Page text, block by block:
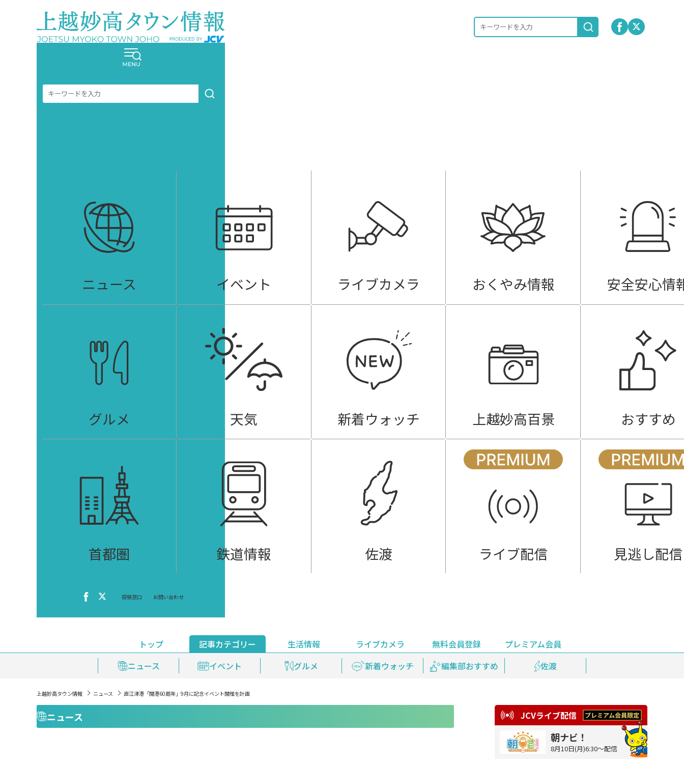
ニュース イベント ライブカメラ おくやみ情報 安全安心情
グルメ 天気 新着ウォッチ 上越妙高百景 おすすめ
首都圏 鉄道情報 佐渡 ライブ配信 見逃し配信
投稿窓口 お問い合わせ
トップ
記事カテゴリー
ニュース
イベント グルメ 新着ウォッチ 編集部おすすめ 佐渡
生活情報
おくやみ情報
安全安心情報 天気 上越妙高百景 鉄道情報
ライブカメラ 無料会員登録
プレミアム会員
ライブ配信
見逃し配信 プレミアム会員登録
上越妙高タウン情報 ニュース 直江津港「開港60周年」9月に記念イベント開催を計画
ニュース JCVライブ配信
朝ナビ！
8月10日(月)6:30～配信